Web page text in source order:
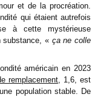
et de la procréation.
qui étaient autrefois
à cette mystérieuse
substance, « ça ne colle
américain en 2023
remplacement , 1,6, est
population stable. De